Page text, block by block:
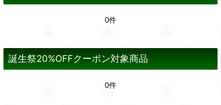
0件
誕生祭20%OFFクーポン対象商品
0件